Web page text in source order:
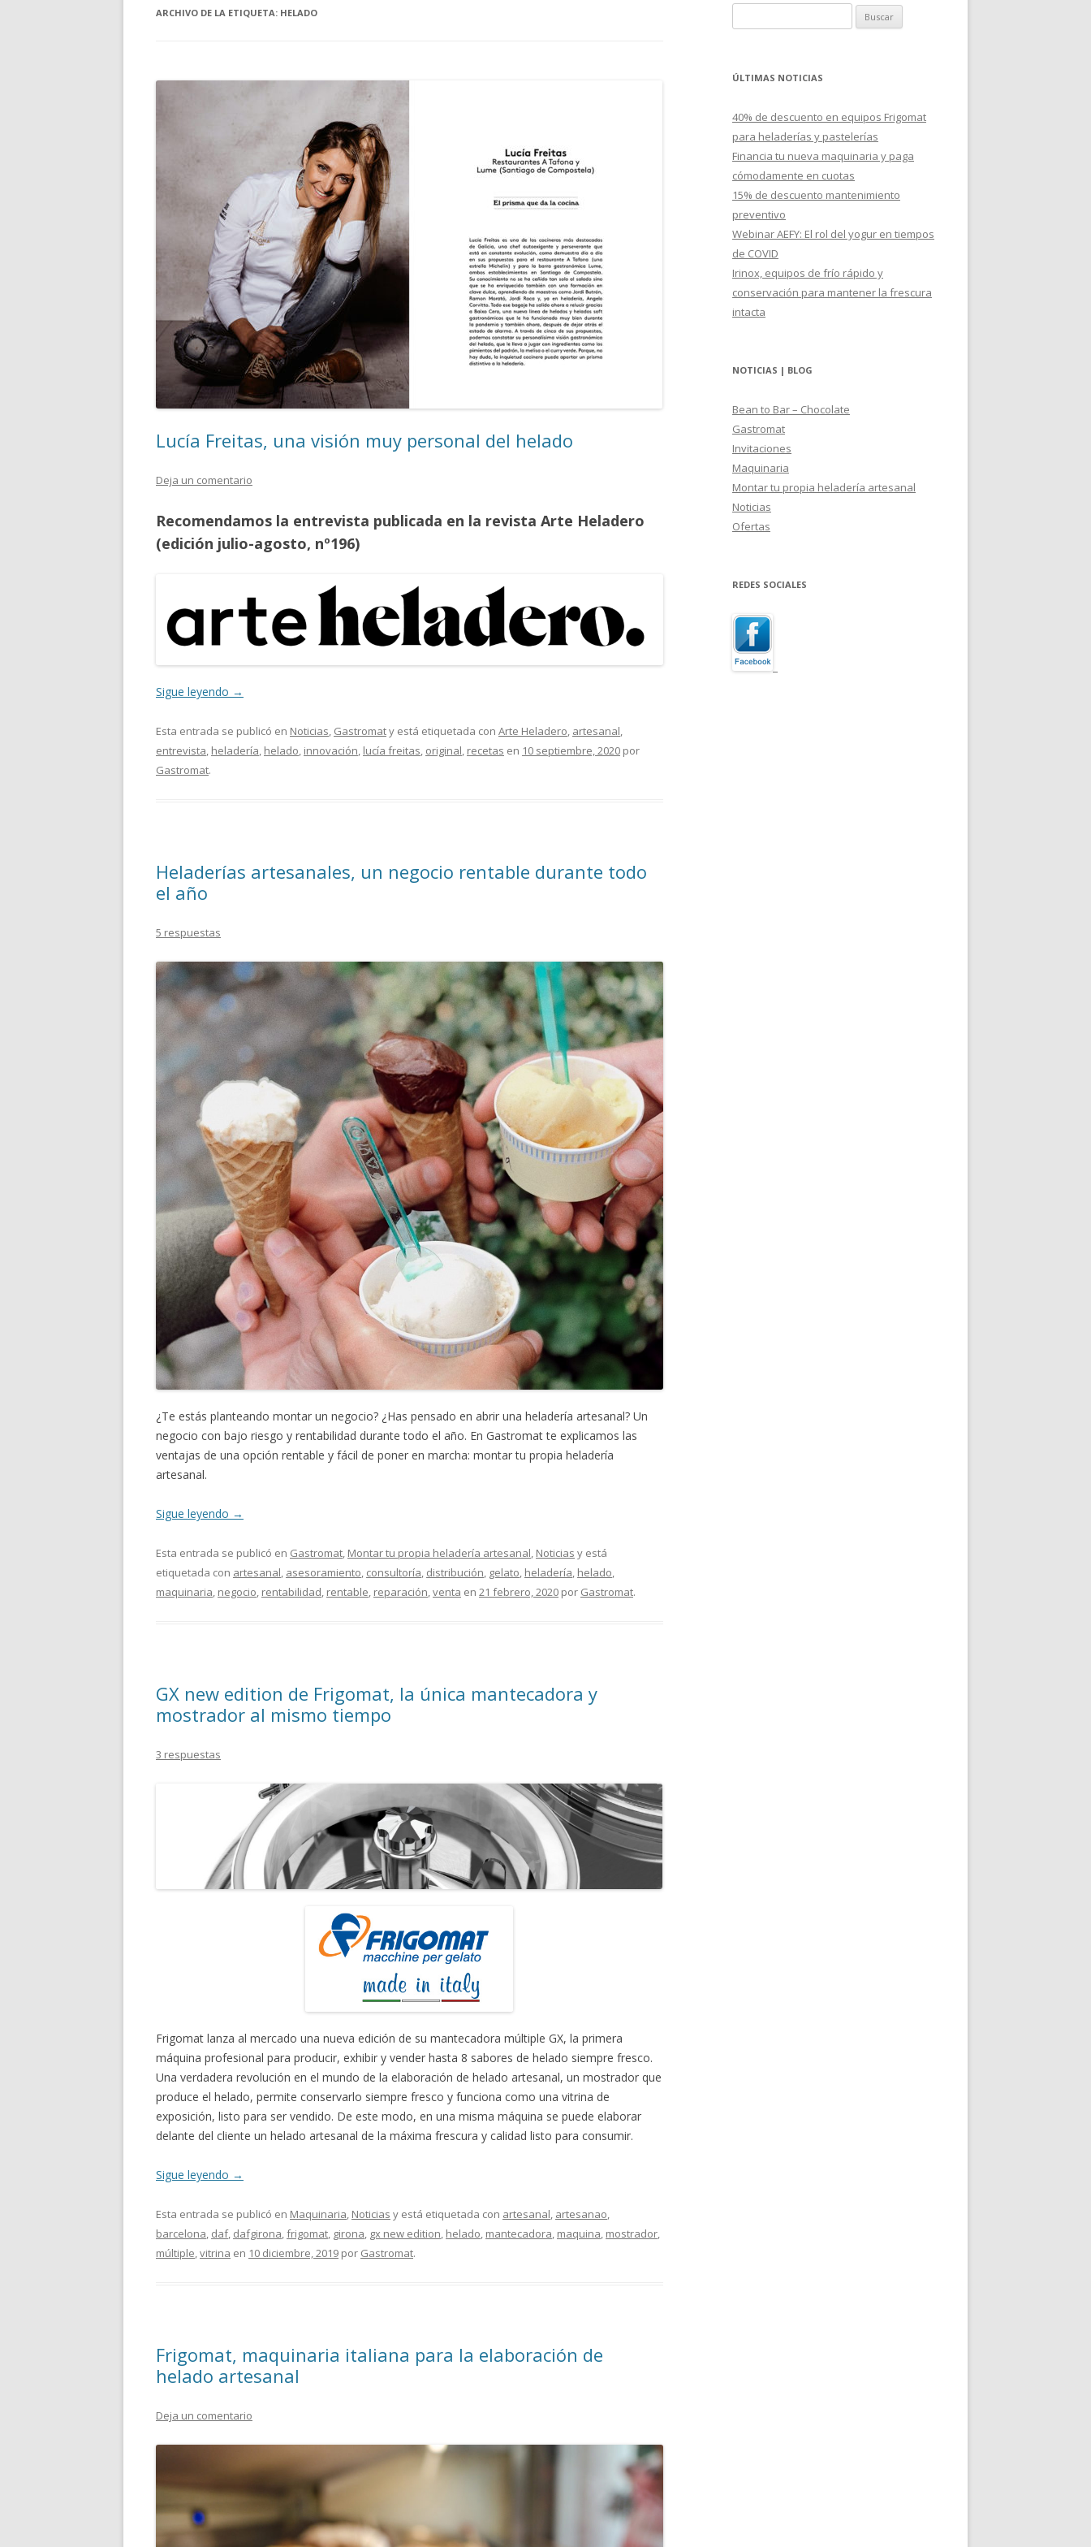
ECONOMIZADORES DE AGUA
GRANIZADORAS
HELADO SOFT Y YOGURTERAS
HORCHATERAS Y ENFRIADORES
MANTECADORAS
MONTADORAS DE NATA
PALOMITERAS / POP-CORN
PASTEURIZADORAS
ARCHIVO DE LA ETIQUETA: HELADO
Lucía Freitas, una visión muy personal del helado
Deja un comentario
Recomendamos la entrevista publicada en la revista Arte Heladero
(edición julio-agosto, nº196)
Sigue leyendo →
Esta entrada se publicó en Noticias, Gastromaty está etiquetada con Arte Heladero, artesanal,
entrevista, heladería, helado, innovación, lucía freitas, original, recetas en 10 septiembre, 2020 por
Gastromat.
Heladerías artesanales, un negocio rentable durante todo
el año
5 respuestas
¿Te estás planteando montar un negocio? ¿Has pensado en abrir una heladería artesanal? Un
negocio con bajo riesgo y rentabilidad durante todo el año. En Gastromat te explicamos las
ventajas de una opción rentable y fácil de poner en marcha: montar tu propia heladería
artesanal.
Sigue leyendo →
Esta entrada se publicó en Gastromat, Montar tu propia heladería artesanal, Noticias y está
etiquetada con artesanal, asesoramiento, consultoría, distribución, gelato, heladería, helado,
maquinaria, negocio, rentabilidad, rentable, reparación,venta en 21 febrero, 2020 por Gastromat.
GX new edition de Frigomat, la única mantecadora y
mostrador al mismo tiempo
3 respuestas
Frigomat lanza al mercado una nueva edición de su mantecadora múltiple GX, la primera
máquina profesional para producir, exhibir y vender hasta 8 sabores de helado siempre fresco.
Una verdadera revolución en el mundo de la elaboración de helado artesanal, un mostrador que
produce el helado, permite conservarlo siempre fresco y funciona como una vitrina de
exposición, listo para ser vendido. De este modo, en una misma máquina se puede elaborar
delante del cliente un helado artesanal de la máxima frescura y calidad listo para consumir.
Sigue leyendo →
Esta entrada se publicó en Maquinaria, Noticias y está etiquetada con artesanal, artesanao,
barcelona, daf, dafgirona,frigomat, girona, gx new edition, helado, mantecadora, maquina, mostrador,
múltiple,vitrina en 10 diciembre, 2019 por Gastromat.
Frigomat, maquinaria italiana para la elaboración de
helado artesanal
Deja un comentario
u
c
r
ÚLTIMAS NOTICIAS
40% de descuento en equipos Frigomat
para heladerías y pastelerías
Financia tu nueva maquinaria y paga
cómodamente en cuotas
15% de descuento mantenimiento
preventivo
Webinar AEFY: El rol del yogur en tiempos
de COVID
Irinox, equipos de frío rápido y
conservación para mantener la frescura
intacta
NOTICIAS | BLOG
Bean to Bar – Chocolate
Gastromat
Invitaciones
Maquinaria
Montar tu propia heladería artesanal
Noticias
Ofertas
REDES SOCIALES